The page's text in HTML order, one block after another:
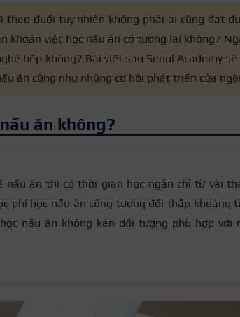
theo đuổi tuy nhiên không phải ai cũng đạt
khoăn việc học nấu ăn có tương lai không?
bếp không? Bài viết sau Seoul Academy
ăn cũng như những cơ hội phát triển của
ăn không?
nấu ăn thì có thời gian học ngắn chỉ từ vài
phí học nấu ăn cũng tương đối thấp khoảng
nấu ăn không kén đối tượng phù hợp với